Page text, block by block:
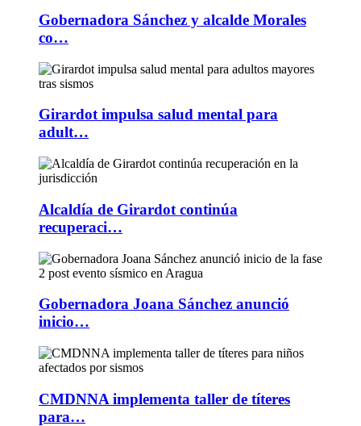
Gobernadora Sánchez y alcalde Morales
co…
Girardot impulsa salud mental para
adult…
Alcaldía de Girardot continúa
recuperaci…
Gobernadora Joana Sánchez anunció
inicio…
CMDNNA implementa taller de títeres
para…